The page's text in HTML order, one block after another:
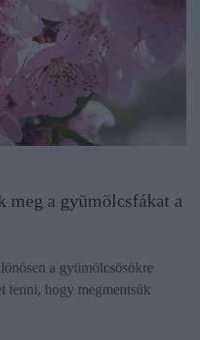
meg a gyümölcsfákat a
a gyümölcsösökre
tenni, hogy megmentsük